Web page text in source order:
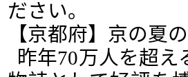
ださい。
【京都府】京の夏
昨年70万人を超